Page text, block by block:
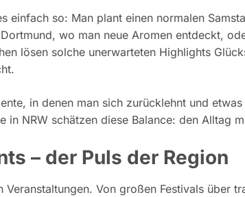
einfach so: Man plant einen normalen
wo man neue Aromen entdeckt,
lösen solche unerwarteten Highlights
in denen man sich zurücklehnt und
in NRW schätzen diese Balance: den Alltag
– der Puls der Region
Veranstaltungen. Von großen Festivals über